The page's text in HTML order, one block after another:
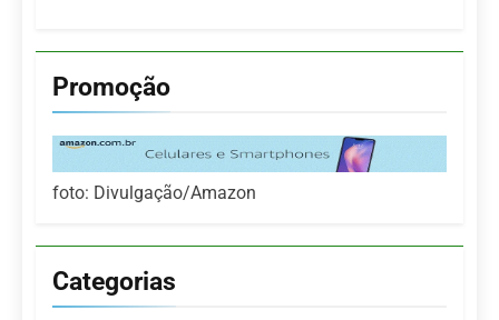
Promoção
foto: Divulgação/Amazon
Categorias